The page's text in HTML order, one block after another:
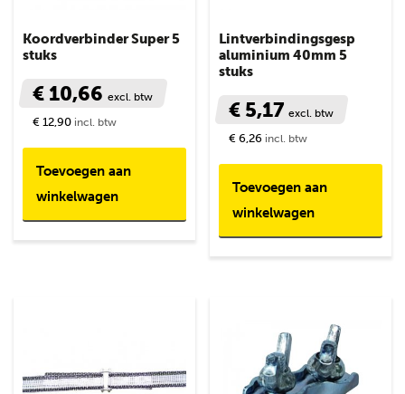
Koordverbinder Super 5
stuks
€ 10,66 excl. btw
€ 12,90 incl. btw
Toevoegen aan
winkelwagen
Lintverbindingsgesp
aluminium 40mm 5
stuks
€ 5,17excl. btw
€ 6,26 incl. btw
Toevoegen aan
winkelwagen